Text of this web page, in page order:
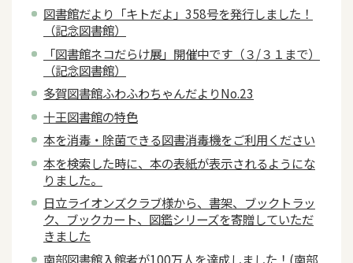
図書館だより「キトだよ」358号を発行しました！
（記念図書館）
「図書館ネコだらけ展」開催中です（３/３１まで）
（記念図書館）
多賀図書館ふわふわちゃんだよりNo.23
十王図書館の特色
本を消毒・除菌できる図書消毒機をご利用ください
本を検索した時に、本の表紙が表示されるようにな
りました。
日立ライオンズクラブ様から、書架、ブックトラッ
ク、ブックカート、図鑑シリーズを寄贈していただ
きました
南部図書館入館者が100万人を達成しました！(南部